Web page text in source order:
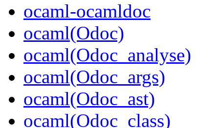
ocaml-ocamldoc
ocaml(Odoc)
ocaml(Odoc_analyse)
ocaml(Odoc_args)
ocaml(Odoc_ast)
ocaml(Odoc_class)